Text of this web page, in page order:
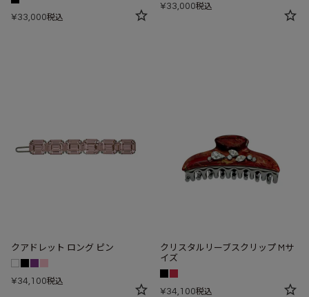
¥33,000税込
¥33,000税込
クアドレット ロング ピン
¥34,100税込
クリスタルリーブスクリップ Mサ
イズ
¥34,100税込